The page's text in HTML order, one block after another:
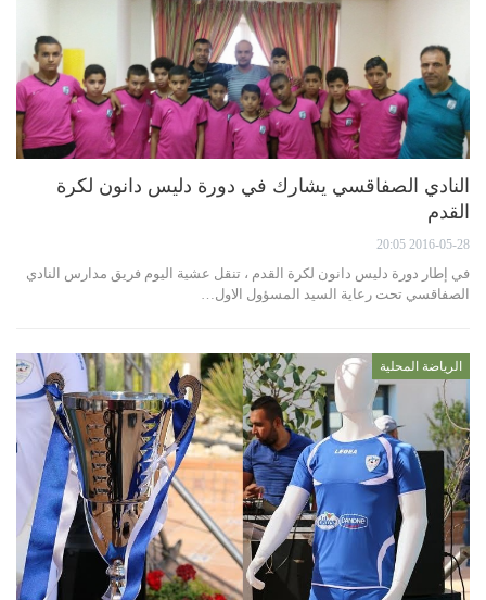
النادي الصفاقسي يشارك في دورة دليس دانون لكرة
القدم
2016-05-28 20:05
في إطار دورة دليس دانون لكرة القدم ، تنقل عشية اليوم فريق مدارس النادي
الصفاقسي تحت رعاية السيد المسؤول الاول…
الرياضة المحلية